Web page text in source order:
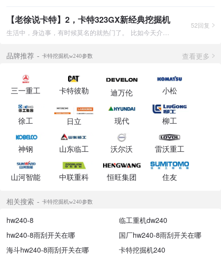
【老徐说卡特】2，卡特323GX新经典挖掘机
生活中，身边事，有时候莫名的就热门了。 比如今天介绍的主角，
52回复
品牌推荐 卡特挖掘机w240参数 查看更多
三一重工 卡特彼勒 迪万伦 小松
徐工 日立 现代 柳工
神钢 山东临工 沃尔沃 雷沃重工
山河智能 中联重科 恒旺集团 住友
相关搜索 卡特挖掘机w240参数
hw240-8
临工重机dw240
hw240-8雨刮开关在哪
国厂hw240-8雨刮开关在哪
海斗hw240-8雨刮开关在哪
卡特挖掘机240